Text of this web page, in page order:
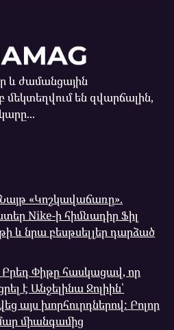
և ժամանցային
մեկտեղվում են զվարճալին,
«Կոշկավաճառը».
Nike-ի հիմնադիր Ֆիլ
և նրա բեսթսելլեր դարձած
Բրեդ Փիթը հասկացավ, որ
է Անջելինա Ջոլիին՝
այս խորհուրդներով: Բոլոր
միանգամից